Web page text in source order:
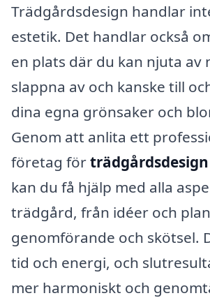
Trädgårdsdesign handlar
estetik. Det handlar också
en plats där du kan njuta av
slappna av och kanske till
dina egna grönsaker och
Genom att anlita ett
företag för
kan du få hjälp med alla
trädgård, från idéer och
genomförande och skötsel.
tid och energi, och
mer harmoniskt och